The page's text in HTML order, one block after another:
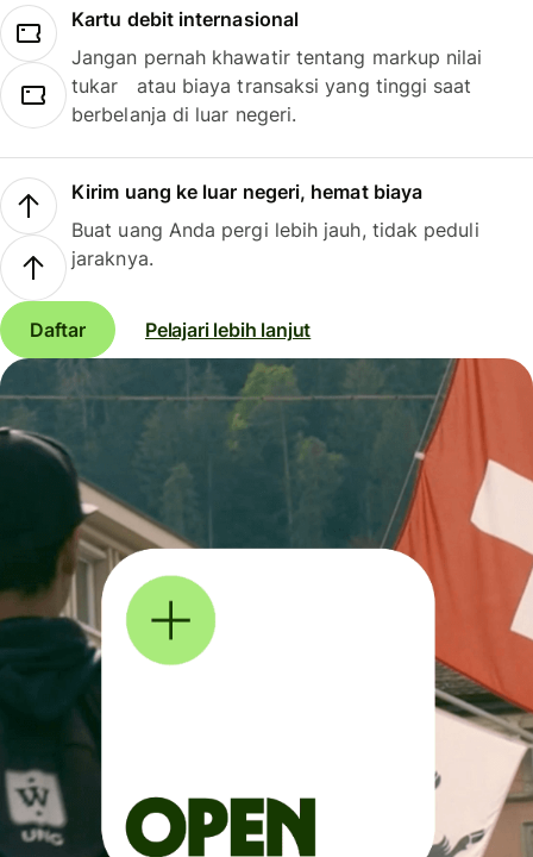
Kartu debit internasional
Jangan pernah khawatir tentang markup nilai
tukar atau biaya transaksi yang tinggi saat
berbelanja di luar negeri.
Kirim uang ke luar negeri, hemat biaya
Buat uang Anda pergi lebih jauh, tidak peduli
jaraknya.
Daftar Pelajari lebih lanjut